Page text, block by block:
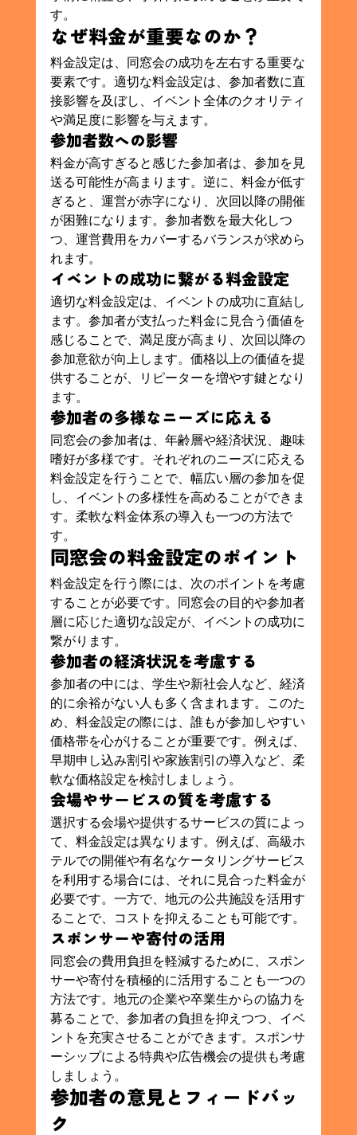
す。
なぜ料金が重要なのか？
料金設定は、同窓会の成功を左右する重要な
要素です。適切な料金設定は、参加者数に直
接影響を及ぼし、イベント全体のクオリティ
や満足度に影響を与えます。
参加者数への影響
料金が高すぎると感じた参加者は、参加を見
送る可能性が高まります。逆に、料金が低す
ぎると、運営が赤字になり、次回以降の開催
が困難になります。参加者数を最大化しつ
つ、運営費用をカバーするバランスが求めら
れます。
イベントの成功に繋がる料金設定
適切な料金設定は、イベントの成功に直結し
ます。参加者が支払った料金に見合う価値を
感じることで、満足度が高まり、次回以降の
参加意欲が向上します。価格以上の価値を提
供することが、リピーターを増やす鍵となり
ます。
参加者の多様なニーズに応える
同窓会の参加者は、年齢層や経済状況、趣味
嗜好が多様です。それぞれのニーズに応える
料金設定を行うことで、幅広い層の参加を促
し、イベントの多様性を高めることができま
す。柔軟な料金体系の導入も一つの方法で
す。
同窓会の料金設定のポイント
料金設定を行う際には、次のポイントを考慮
することが必要です。同窓会の目的や参加者
層に応じた適切な設定が、イベントの成功に
繋がります。
参加者の経済状況を考慮する
参加者の中には、学生や新社会人など、経済
的に余裕がない人も多く含まれます。このた
め、料金設定の際には、誰もが参加しやすい
価格帯を心がけることが重要です。例えば、
早期申し込み割引や家族割引の導入など、柔
軟な価格設定を検討しましょう。
会場やサービスの質を考慮する
選択する会場や提供するサービスの質によっ
て、料金設定は異なります。例えば、高級ホ
テルでの開催や有名なケータリングサービス
を利用する場合には、それに見合った料金が
必要です。一方で、地元の公共施設を活用す
ることで、コストを抑えることも可能です。
スポンサーや寄付の活用
同窓会の費用負担を軽減するために、スポン
サーや寄付を積極的に活用することも一つの
方法です。地元の企業や卒業生からの協力を
募ることで、参加者の負担を抑えつつ、イベ
ントを充実させることができます。スポンサ
ーシップによる特典や広告機会の提供も考慮
しましょう。
参加者の意見とフィードバッ
ク